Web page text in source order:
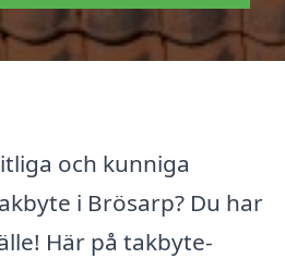
och kunniga
i Brösarp? Du har
Här på takbyte-